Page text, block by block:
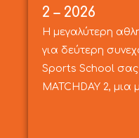
2 – 2026
Η μεγαλύτερη
για δεύτερη
Sports School
MATCHDAY 2, μια